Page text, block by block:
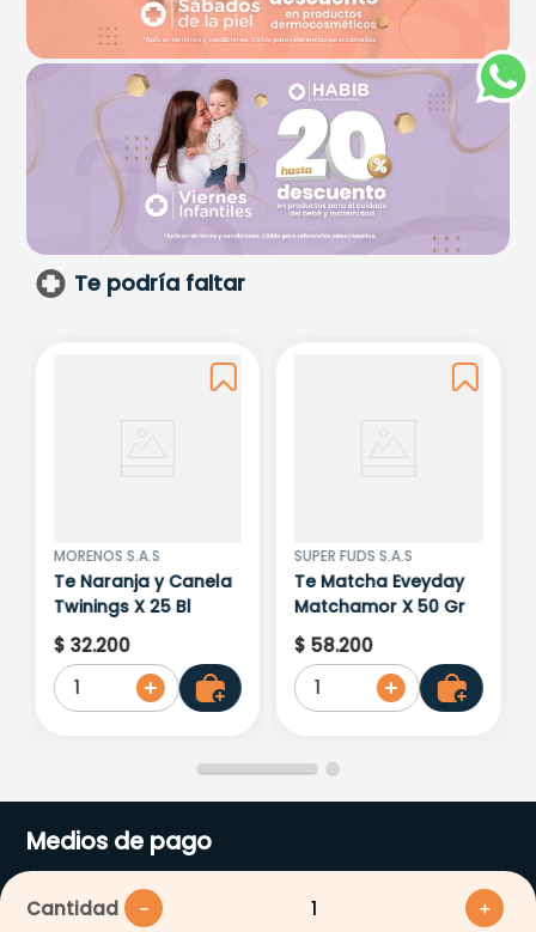
Cantidad ＋
－
Te podría faltar
MORENOS S.A.S
Te Naranja y Canela
Twinings X 25 Bl
$ 32.200
1
SUPER FUDS S.A.S
Te Matcha Eveyday
Matchamor X 50 Gr
$ 58.200
1
Medios de pago